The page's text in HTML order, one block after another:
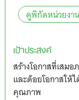
ดูพิกัดหน่วยงาน
เป้าประสงค์
สร้างโอกาสที่เสม
และด้อยโอกาสให้
คุณภาพ